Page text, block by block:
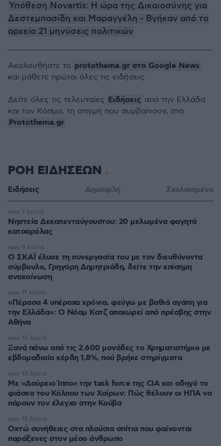
Υπόθεση Novartis: Η ώρα της Δικαιοσύνης για
Δεστεμπασίδη και Μαραγγέλη - Βγήκαν από το
αρχείο 21 μηνύσεις πολιτικών
Ακολουθήστε το protothema.gr στο Google News
και μάθετε πρώτοι όλες τις ειδήσεις
Δείτε όλες τις τελευταίες Ειδήσεις από την Ελλάδα
και τον Κόσμο, τη στιγμή που συμβαίνουν, στο
Protothema.gr
ΡΟΗ ΕΙΔΗΣΕΩΝ
Ειδήσεις Δημοφιλή Σχολιασμένα
Νηστεία Δεκαπενταύγουστου: 20 μελωμένα φαγητά
κατσαρόλας
πριν 7 λεπτά
Ο ΣΚΑΪ έλυσε τη συνεργασία του με τον διευθύνοντα
σύμβουλο, Γρηγόρη Δημητριάδη, δείτε την επίσημη
ανακοίνωση
πριν 9 λεπτά
«Πέρασα 4 υπέροχα χρόνια, φεύγω με βαθιά αγάπη για
την Ελλάδα»: Ο Νόαμ Κατζ αποχωρεί από πρέσβης στην
Αθήνα
πριν 11 λεπτά
Ξανά πάνω από τις 2.600 μονάδες το Χρηματιστήριο με
εβδομαδιαία κέρδη 1,8%, πού βρήκε στηρίγματα
πριν 12 λεπτά
Με «Δούρειο Ίππο» την task force της CIA και οδηγό το
φιάσκο του Κόλπου των Χοίρων: Πώς θέλουν οι ΗΠΑ να
πάρουν τον έλεγχο στην Κούβα
πριν 13 λεπτά
Οκτώ συνήθειες στα πλούσια σπίτια που φαίνονται
παράξενες στον μέσο άνθρωπο
πριν 13 λεπτά